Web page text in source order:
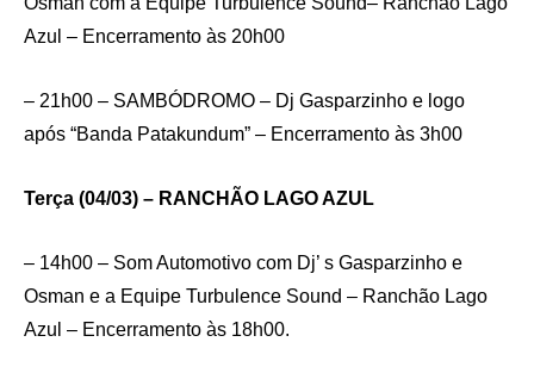
Azul – Encerramento às 20h00
– 21h00 – SAMBÓDROMO – Dj Gasparzinho e logo
após “Banda Patakundum” – Encerramento às 3h00
Terça (04/03) – RANCHÃO LAGO AZUL
– 14h00 – Som Automotivo com Dj’ s Gasparzinho e
Osman e a Equipe Turbulence Sound – Ranchão Lago
Azul – Encerramento às 18h00.